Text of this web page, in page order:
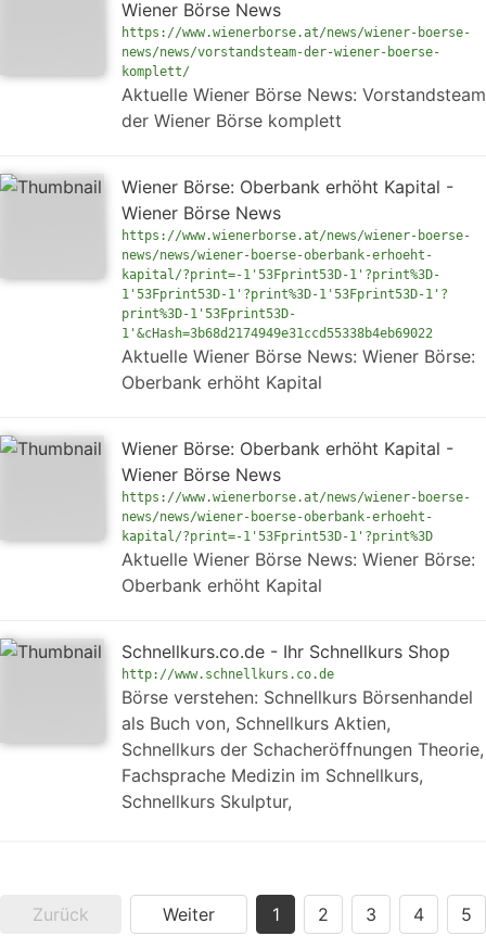
Wiener Börse News
https://www.wienerborse.at/news/wiener-boerse-
news/news/vorstandsteam-der-wiener-boerse-
komplett/
Aktuelle Wiener Börse News: Vorstandsteam
der Wiener Börse komplett
Wiener Börse: Oberbank erhöht Kapital -
Wiener Börse News
https://www.wienerborse.at/news/wiener-boerse-
news/news/wiener-boerse-oberbank-erhoeht-
kapital/?print=-1'53Fprint53D-1'?print%3D-
1'53Fprint53D-1'?print%3D-1'53Fprint53D-1'?
print%3D-1'53Fprint53D-
1'&cHash=3b68d2174949e31ccd55338b4eb69022
Aktuelle Wiener Börse News: Wiener Börse:
Oberbank erhöht Kapital
Wiener Börse: Oberbank erhöht Kapital -
Wiener Börse News
https://www.wienerborse.at/news/wiener-boerse-
news/news/wiener-boerse-oberbank-erhoeht-
kapital/?print=-1'53Fprint53D-1'?print%3D
Aktuelle Wiener Börse News: Wiener Börse:
Oberbank erhöht Kapital
Schnellkurs.co.de - Ihr Schnellkurs Shop
http://www.schnellkurs.co.de
Börse verstehen: Schnellkurs Börsenhandel
als Buch von, Schnellkurs Aktien,
Schnellkurs der Schacheröffnungen Theorie,
Fachsprache Medizin im Schnellkurs,
Schnellkurs Skulptur,
Zurück Weiter 1 2 3 4 5